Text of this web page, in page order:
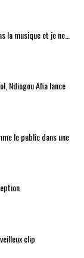
la musique et je ne…
Ndiogou Afia lance
le public dans une
clip